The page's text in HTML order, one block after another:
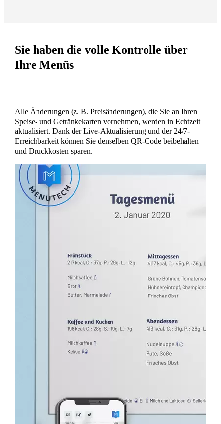
Sie haben die volle Kontrolle über
Ihre Menüs
Alle Änderungen (z. B. Preisänderungen), die Sie an Ihren
Speise- und Getränkekarten vornehmen, werden in Echtzeit
aktualisiert. Dank der Live-Aktualisierung und der 24/7-
Erreichbarkeit können Sie denselben QR-Code beibehalten
und Druckkosten sparen.